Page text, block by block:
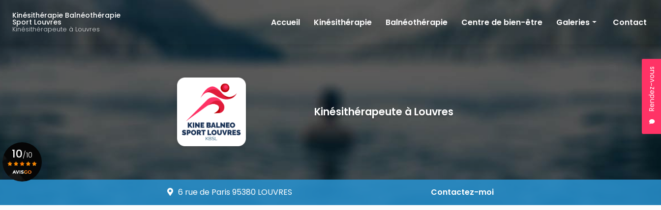
contenu
Kinésithérapie Balnéothérapie
Sport Louvres
Kinésithérapeute à Louvres
Rendez-vous
Accueil
Kinésithérapie Balnéothérapie Centre de bien-être Galeries Contact
Kinésithérapeute à Louvres
6 rue de Paris 95380 LOUVRES Contactez-moi
10/10